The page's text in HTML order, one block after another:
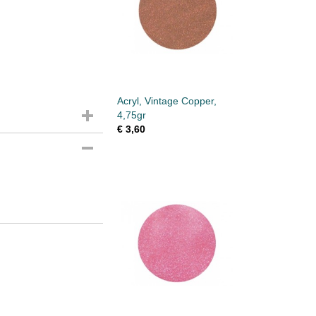
Acryl, Vintage Copper,
4,75gr
€ 3,60